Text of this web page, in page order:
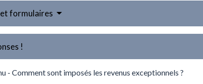
formulaires
!
- Comment sont imposés les revenus exceptionnels ?